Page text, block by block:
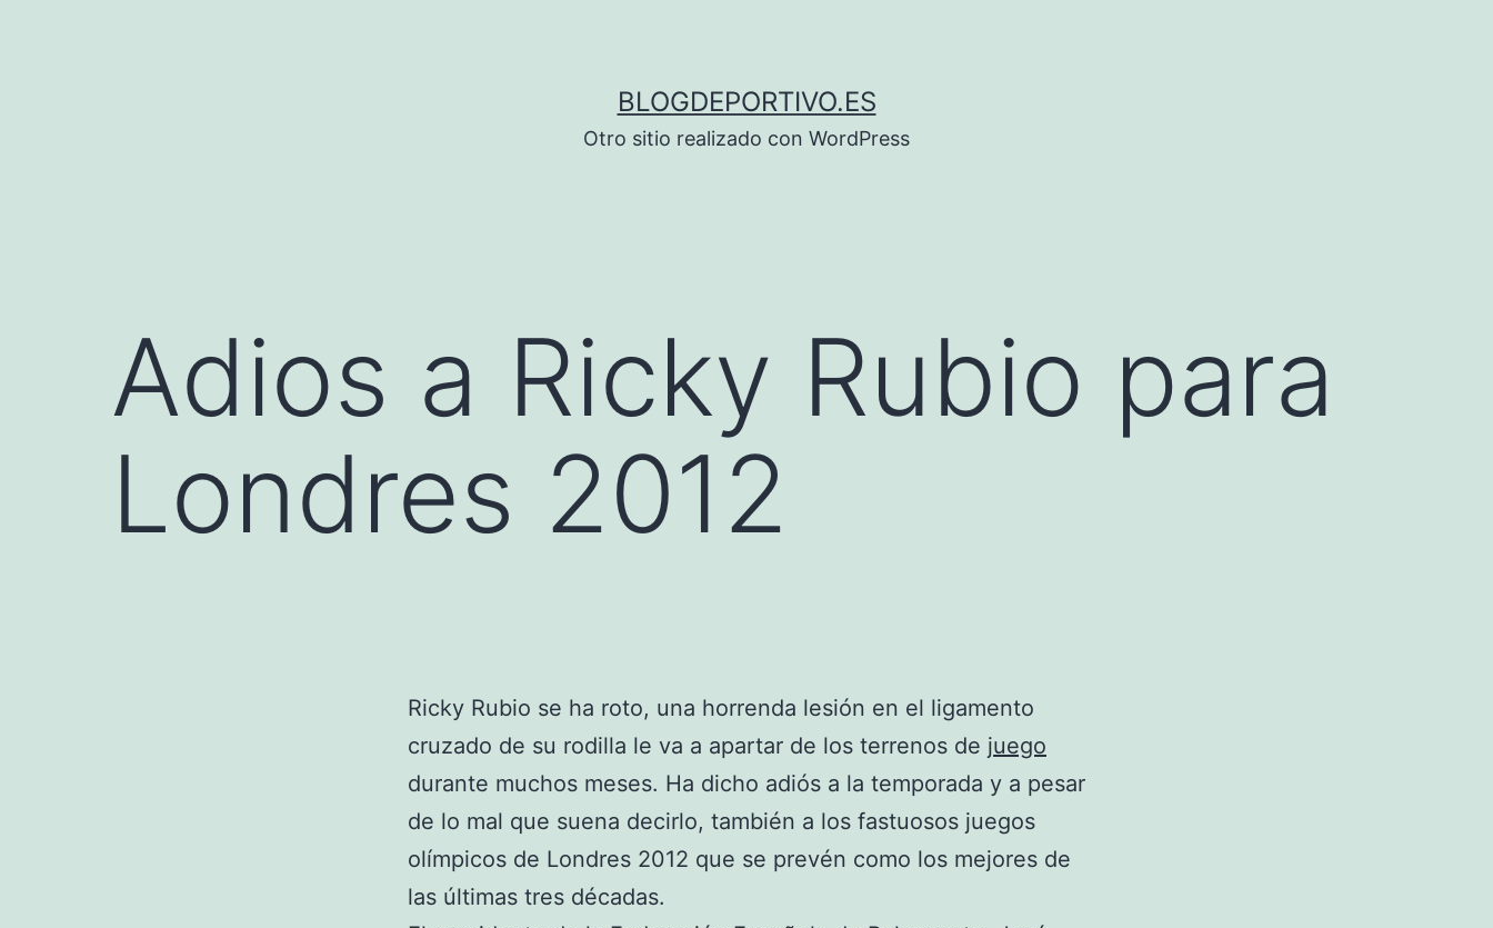
BLOGDEPORTIVO.ES
Otro sitio realizado con WordPress
Adios a Ricky Rubio para
Londres 2012
Ricky Rubio se ha roto, una horrenda lesión en el ligamento
cruzado de su rodilla le va a apartar de los terrenos de juego
durante muchos meses. Ha dicho adiós a la temporada y a pesar
de lo mal que suena decirlo, también a los fastuosos juegos
olímpicos de Londres 2012 que se prevén como los mejores de
las últimas tres décadas.